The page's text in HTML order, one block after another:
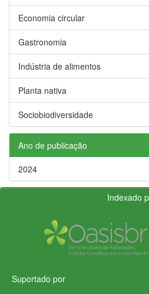
Economia circular
Gastronomia
Indústria de alimentos
Planta nativa
Sociobiodiversidade
Ano de publicação
2024
Indexado
Suportado por